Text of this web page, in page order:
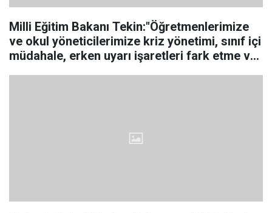
Milli Eğitim Bakanı Tekin:"Öğretmenlerimize
ve okul yöneticilerimize kriz yönetimi, sınıf içi
müdahale, erken uyarı işaretleri fark etme ve